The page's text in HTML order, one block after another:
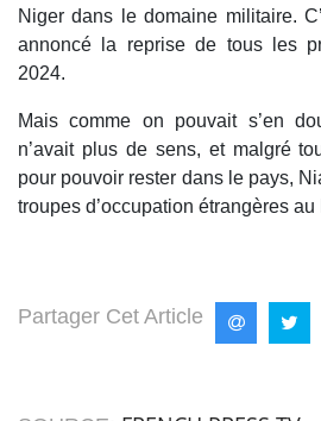
Niger dans le domaine militaire.
annoncé la reprise de tous les
2024.
Mais comme on pouvait s’en
n’avait plus de sens, et malgré
pour pouvoir rester dans le pays,
troupes d’occupation étrangères au
Partager Cet Article